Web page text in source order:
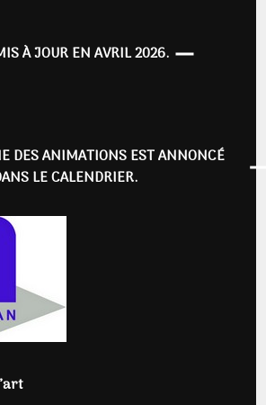
À JOUR EN AVRIL 2026.
DES ANIMATIONS EST ANNONCÉ
LE CALENDRIER.